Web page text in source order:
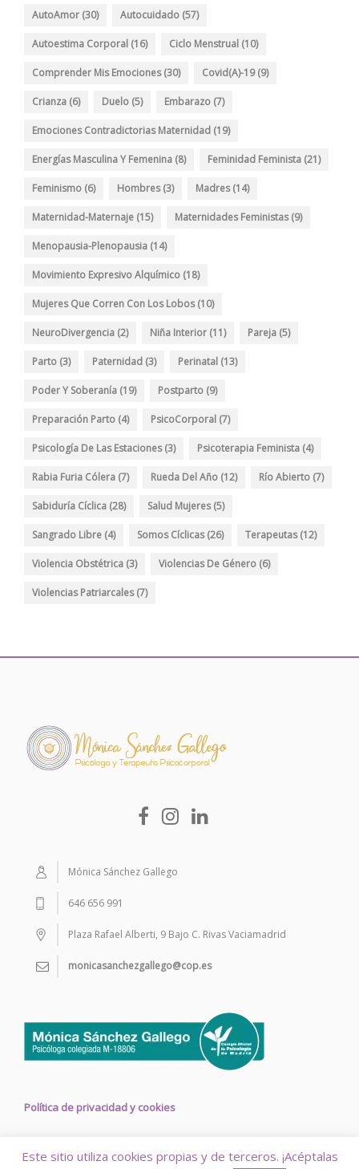
AutoAmor (30) Autocuidado (57)
Autoestima Corporal (16) Ciclo Menstrual (10)
Comprender Mis Emociones(30) Covid(A)-19(9)
Crianza (6) Duelo (5) Embarazo (7)
Emociones Contradictorias Maternidad (19)
Energías Masculina Y Femenina (8) Feminidad Feminista (21)
Feminismo (6) Hombres(3) Madres(14)
Maternidad-Maternaje (15) Maternidades Feministas(9)
Menopausia-Plenopausia (14)
Movimiento Expresivo Alquímico (18)
Mujeres Que Corren Con Los Lobos(10)
NeuroDivergencia (2) Niña Interior (11) Pareja (5)
Parto (3) Paternidad (3) Perinatal (13)
Poder Y Soberanía (19) Postparto (9)
Preparación Parto (4) PsicoCorporal (7)
Psicología De Las Estaciones(3) Psicoterapia Feminista (4)
Rabia Furia Cólera (7) Rueda Del Año (12) Río Abierto (7)
Sabiduría Cíclica (28) Salud Mujeres(5)
Sangrado Libre (4) Somos Cíclicas(26) Terapeutas(12)
Violencia Obstétrica (3) Violencias De Género (6)
Violencias Patriarcales(7)
Mónica Sánchez Gallego
646 656 991
Plaza Rafael Alberti, 9 Bajo C. Rivas Vaciamadrid
monicasanchezgallego@cop.es
Política de privacidad y cookies
Este sitio utiliza cookies propias y de terceros. ¡Acéptalas